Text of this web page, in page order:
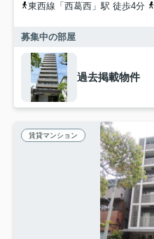
東西線「西葛西」駅 徒歩4分
募集中の部屋
過去掲載物件
賃貸マンション